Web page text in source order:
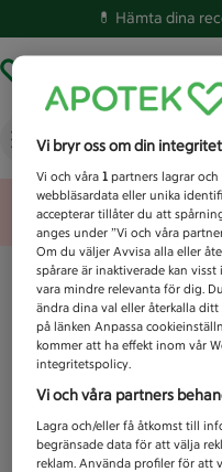
💊 Hämta dina
Vad letar du
Vi bryr oss om din integritet
Vi och våra1 partners lagrar
webbläsardata eller unika
accepterar tillåter du att
anges under ”Vi och våra
Om du väljer Avvisa alla eller
spårare är inaktiverade kan
vara mindre relevanta för dig.
ändra dina val eller återkalla
på länken Anpassa
kommer att ha effekt inom vår
integritetspolicy.
Vi och våra partners
Lagra och/eller få åtkomst till
begränsade data för att välja
reklam. Använda profiler för att